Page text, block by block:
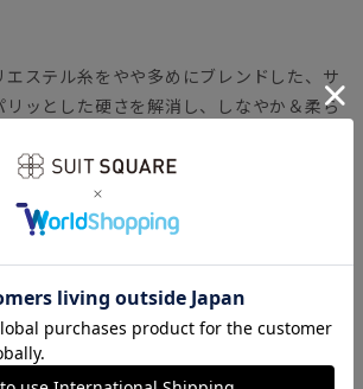
エステル糸をやや多めにブレンドした、サ
リッとした硬さを解消し、しなやか＆柔ら
（スーパーイージーケア）／お手入れ簡単
（ストレッチコンフォート）／自然な柔
地良いストレッチ性を保持。